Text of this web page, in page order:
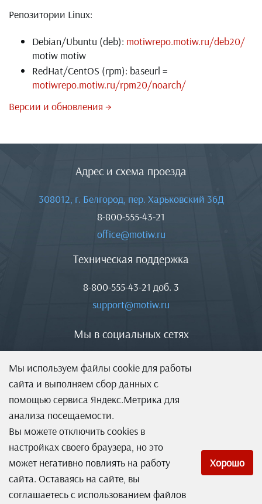
Мы используем файлы cookie для работы
сайта и выполняем сбор данных с
помощью сервиса Яндекс.Метрика для
анализа посещаемости.
Вы можете отключить cookies в
настройках своего браузера, но это
может негативно повлиять на работу
сайта. Оставаясь на сайте, вы
соглашаетесь с использованием файлов
Хорошо
Репозитории Linux:
Debian/Ubuntu (deb): motiwrepo.motiw.ru/deb20/
motiw motiw
RedHat/CentOS (rpm): baseurl =
motiwrepo.motiw.ru/rpm20/noarch/
Версии и обновления →
Адрес и схема проезда
308012, г. Белгород, пер. Харьковский 36Д
8-800-555-43-21
office@motiw.ru
Техническая поддержка
8-800-555-43-21 доб. 3
support@motiw.ru
Мы в социальных сетях